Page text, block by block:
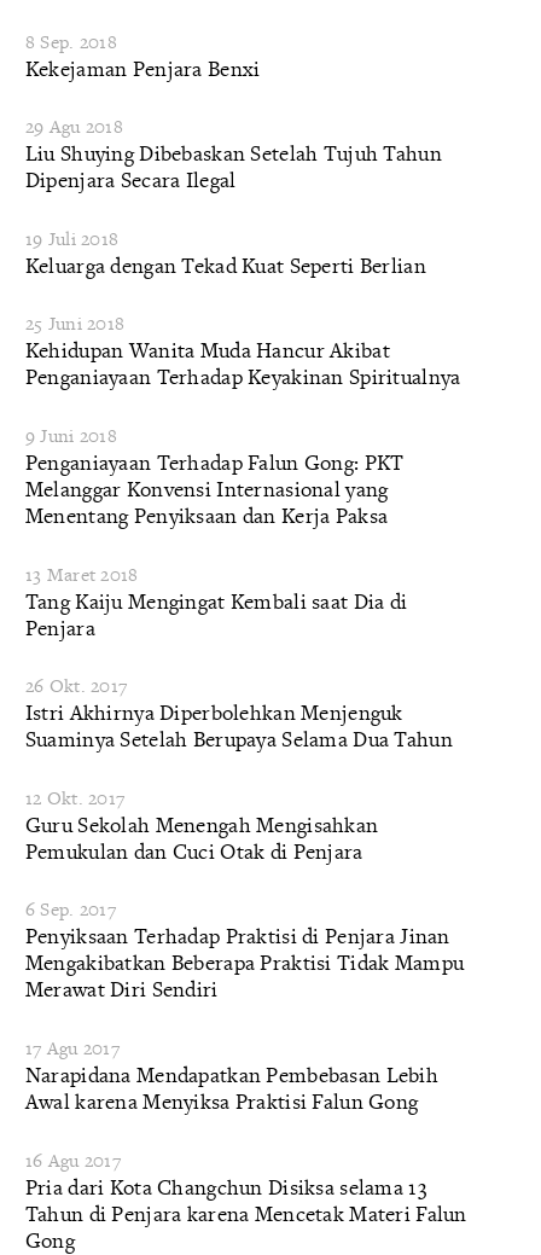
8 Sep. 2018
Kekejaman Penjara Benxi
29 Agu 2018
Liu Shuying Dibebaskan Setelah Tujuh Tahun
Dipenjara Secara Ilegal
19 Juli 2018
Keluarga dengan Tekad Kuat Seperti Berlian
25 Juni 2018
Kehidupan Wanita Muda Hancur Akibat
Penganiayaan Terhadap Keyakinan Spiritualnya
9 Juni 2018
Penganiayaan Terhadap Falun Gong: PKT
Melanggar Konvensi Internasional yang
Menentang Penyiksaan dan Kerja Paksa
13 Maret 2018
Tang Kaiju Mengingat Kembali saat Dia di
Penjara
26 Okt. 2017
​Istri Akhirnya Diperbolehkan Menjenguk
Suaminya Setelah Berupaya Selama Dua Tahun
12 Okt. 2017
​Guru Sekolah Menengah Mengisahkan
Pemukulan dan Cuci Otak di Penjara
6 Sep. 2017
Penyiksaan Terhadap Praktisi di Penjara Jinan
Mengakibatkan Beberapa Praktisi Tidak Mampu
Merawat Diri Sendiri
17 Agu 2017
Narapidana Mendapatkan Pembebasan Lebih
Awal karena Menyiksa Praktisi Falun Gong
16 Agu 2017
Pria dari Kota Changchun Disiksa selama 13
Tahun di Penjara karena Mencetak Materi Falun
Gong